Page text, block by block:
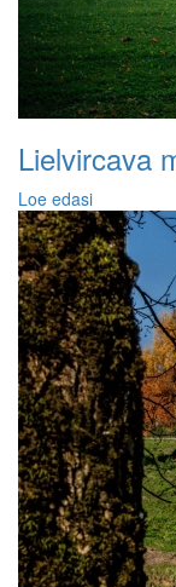
Lielvircava
Loe edasi